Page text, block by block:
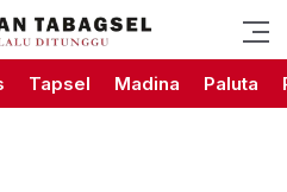
Tabagsel
Official Website
Tapsel Madina Paluta